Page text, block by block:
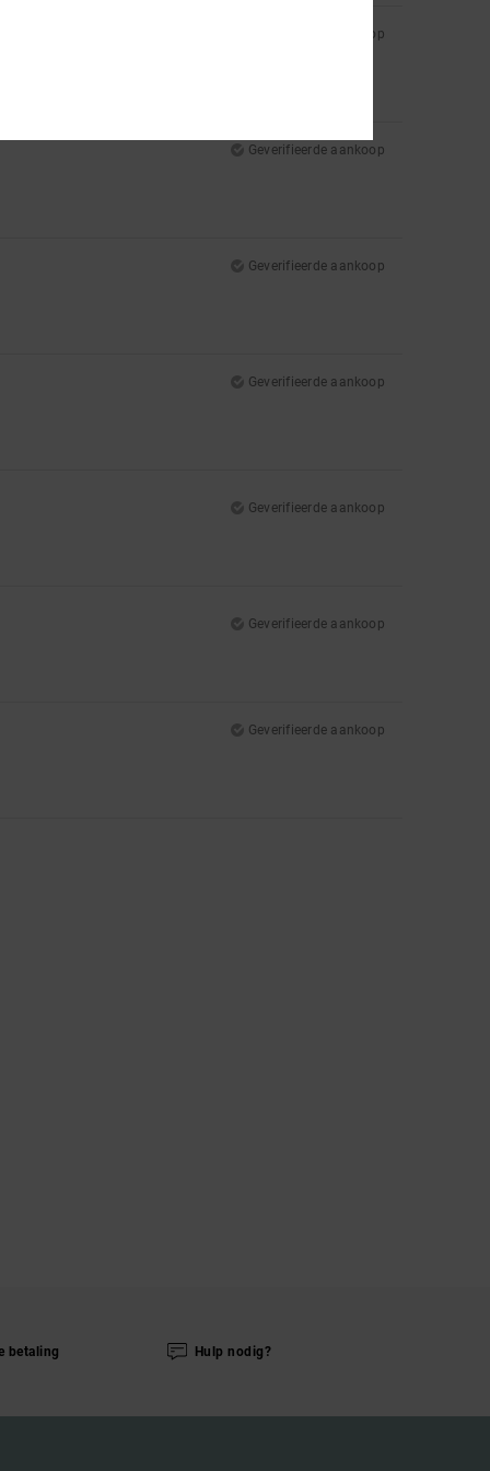
Geverifieerde aankoop
Geverifieerde aankoop
Geverifieerde aankoop
Geverifieerde aankoop
Geverifieerde aankoop
Geverifieerde aankoop
Geverifieerde aankoop
betaling Hulp nodig?